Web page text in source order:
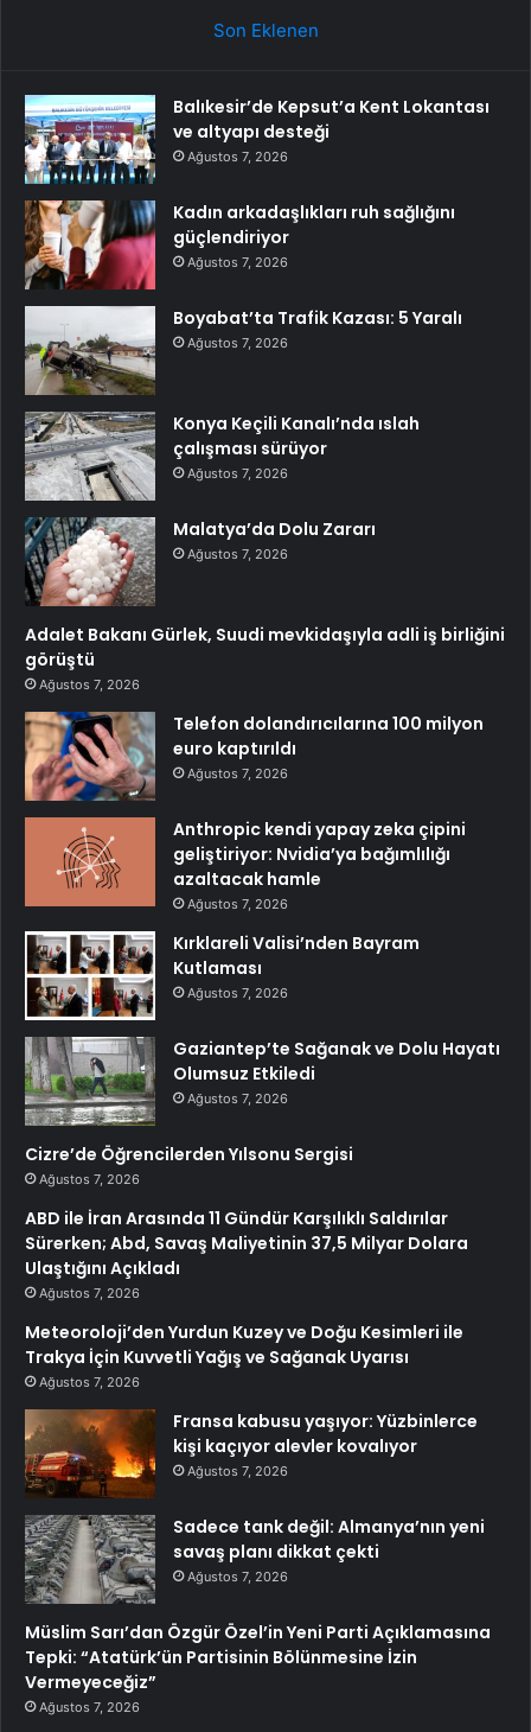
Son Eklenen
Balıkesir’de Kepsut’a Kent Lokantası
ve altyapı desteği
Ağustos 7, 2026
Kadın arkadaşlıkları ruh sağlığını
güçlendiriyor
Ağustos 7, 2026
Boyabat’ta Trafik Kazası: 5 Yaralı
Ağustos 7, 2026
Konya Keçili Kanalı’nda ıslah
çalışması sürüyor
Ağustos 7, 2026
Malatya’da Dolu Zararı
Ağustos 7, 2026
Adalet Bakanı Gürlek, Suudi mevkidaşıyla adli iş birliğini
görüştü
Ağustos 7, 2026
Telefon dolandırıcılarına 100 milyon
euro kaptırıldı
Ağustos 7, 2026
Anthropic kendi yapay zeka çipini
geliştiriyor: Nvidia’ya bağımlılığı
azaltacak hamle
Ağustos 7, 2026
Kırklareli Valisi’nden Bayram
Kutlaması
Ağustos 7, 2026
Gaziantep’te Sağanak ve Dolu Hayatı
Olumsuz Etkiledi
Ağustos 7, 2026
Cizre’de Öğrencilerden Yılsonu Sergisi
Ağustos 7, 2026
ABD ile İran Arasında 11 Gündür Karşılıklı Saldırılar
Sürerken; Abd, Savaş Maliyetinin 37,5 Milyar Dolara
Ulaştığını Açıkladı
Ağustos 7, 2026
Meteoroloji’den Yurdun Kuzey ve Doğu Kesimleri ile
Trakya İçin Kuvvetli Yağış ve Sağanak Uyarısı
Ağustos 7, 2026
Fransa kabusu yaşıyor: Yüzbinlerce
kişi kaçıyor alevler kovalıyor
Ağustos 7, 2026
Sadece tank değil: Almanya’nın yeni
savaş planı dikkat çekti
Ağustos 7, 2026
Müslim Sarı’dan Özgür Özel’in Yeni Parti Açıklamasına
Tepki: “Atatürk’ün Partisinin Bölünmesine İzin
Vermeyeceğiz”
Ağustos 7, 2026